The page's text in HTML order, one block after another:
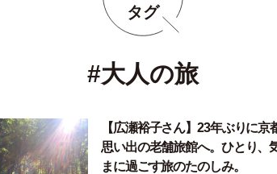
タグ
#大人の旅
【広瀬裕子さん】23年ぶりに京
思い出の老舗旅館へ。ひとり、
まに過ごす旅のたのしみ。